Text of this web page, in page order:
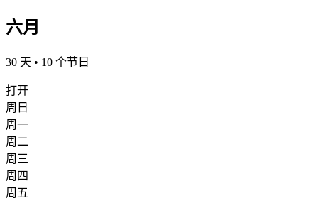
六月
30 天 • 10 个节日
打开
周日
周一
周二
周三
周四
周五